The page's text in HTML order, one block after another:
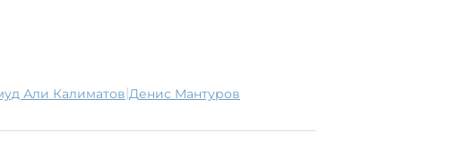
Али Калиматов| Денис Мантуров